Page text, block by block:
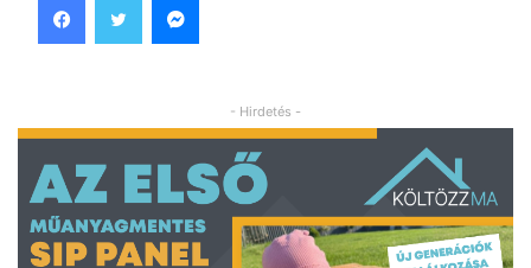
- Hirdetés -